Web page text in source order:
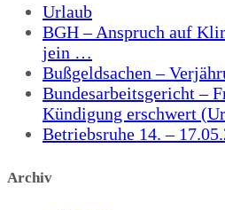
Urlaub
BGH – Anspruch auf
jein …
Bußgeldsachen –
Bundesarbeitsgericht –
Kündigung erschwert
Betriebsruhe 14. –
Archiv